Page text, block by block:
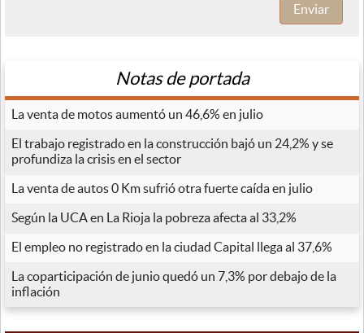
Enviar
Notas de portada
La venta de motos aumentó un 46,6% en julio
El trabajo registrado en la construcción bajó un 24,2% y se
profundiza la crisis en el sector
La venta de autos 0 Km sufrió otra fuerte caída en julio
Según la UCA en La Rioja la pobreza afecta al 33,2%
El empleo no registrado en la ciudad Capital llega al 37,6%
La coparticipación de junio quedó un 7,3% por debajo de la
inflación